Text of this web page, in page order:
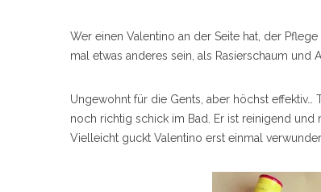
Wer einen Valentino an der Seite hat, der
mal etwas anderes sein, als Rasierschaum und
Ungewohnt für die Gents, aber höchst effektiv…
noch richtig schick im Bad. Er ist reinigend und
Vielleicht guckt Valentino erst einmal